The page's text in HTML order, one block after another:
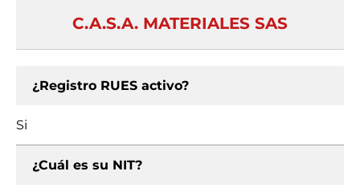
C.A.S.A. MATERIALES SAS
¿Registro RUES activo?
Si
¿Cuál es su NIT?